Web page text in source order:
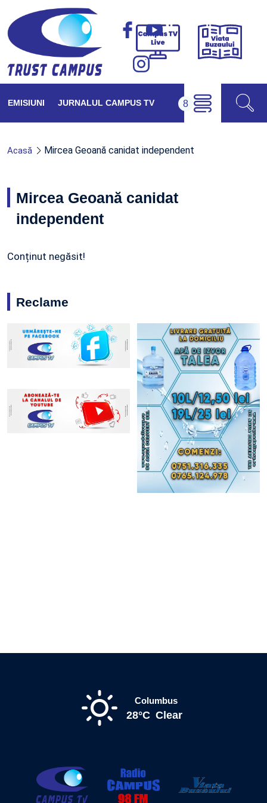
Campus
Viața
EMISIUNI JURNALUL CAMPUS TV
Acasă Mircea Geoană canidat independent
Mircea Geoană canidat
independent
Conținut negăsit!
Reclame
Columbus
28°C Clear